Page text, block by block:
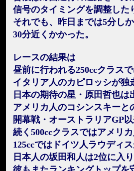
信号のタイミングを調整した
それでも、昨日までは5分し
30分近くかかった。
レースの結果は
昼前に行われる250ccクラス
イタリア人のカピロッシが独
日本の期待の星・原田哲也は
アメリカ人のコシンスキーと
開幕戦・オーストラリアGP
続く500ccクラスではアメリ
125ccではドイツ人ラウディ
日本人の坂田和人は2位に入り